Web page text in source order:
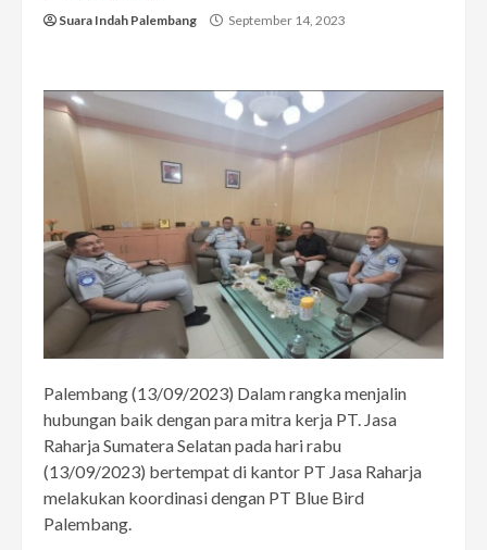
Suara Indah Palembang September 14, 2023
Palembang (13/09/2023) Dalam rangka menjalin
hubungan baik dengan para mitra kerja PT. Jasa
Raharja Sumatera Selatan pada hari rabu
(13/09/2023) bertempat di kantor PT Jasa Raharja
melakukan koordinasi dengan PT Blue Bird
Palembang.